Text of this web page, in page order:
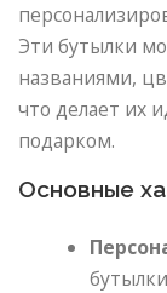
Эти бутылки
названиями,
что делает их
подарком.
Основные